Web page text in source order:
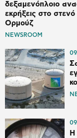
δεξαμενόπλοιο
εκρήξεις στο στενό
Ορμούζ
NEWSROOM
Η